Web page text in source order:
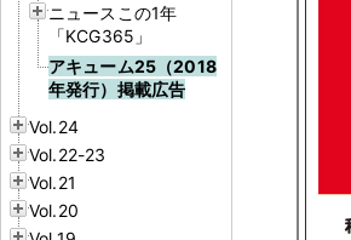
ニュースこの1年
「KCG365」
アキューム25（2018
年発行）掲載広告
Vol.24
Vol.22-23
Vol.21
Vol.20